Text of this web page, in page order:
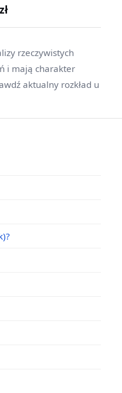
rzeczywistych
i mają charakter
aktualny rozkład u